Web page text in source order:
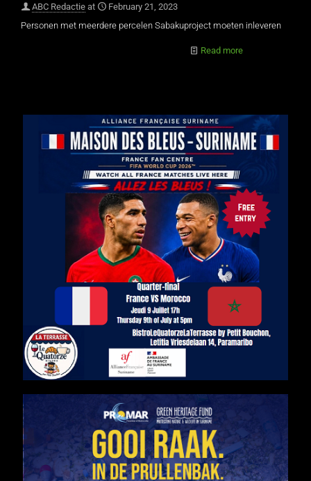
ABC Redactie at
February 21, 2023
Personen met meerdere percelen Sabakuproject moeten inleveren
Read more